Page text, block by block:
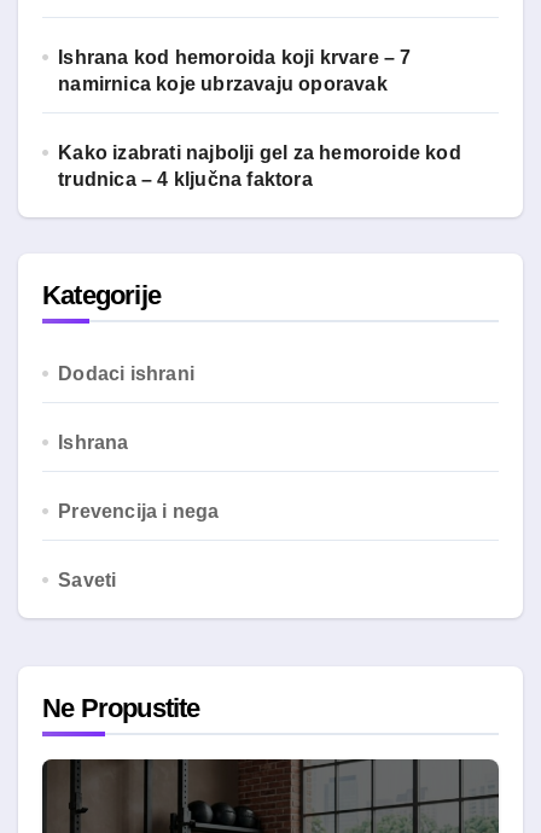
Ishrana kod hemoroida koji krvare – 7
namirnica koje ubrzavaju oporavak
Kako izabrati najbolji gel za hemoroide kod
trudnica – 4 ključna faktora
Kategorije
Dodaci ishrani
Ishrana
Prevencija i nega
Saveti
Ne Propustite